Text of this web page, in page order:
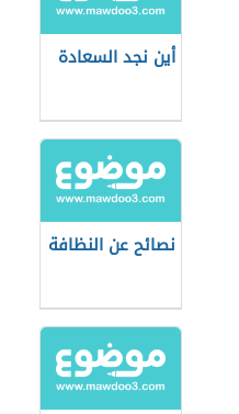
أين نجد السعادة
نصائح عن النظافة